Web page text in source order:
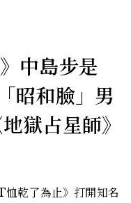
中島步是
昭和臉」男
獄占星師》
乾了為止》打開知名